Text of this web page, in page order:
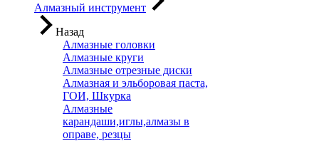
Алмазный инструмент
Назад
Алмазные головки
Алмазные круги
Алмазные отрезные диски
Алмазная и эльборовая паста,
ГОИ, Шкурка
Алмазные
карандаши,иглы,алмазы в
оправе, резцы